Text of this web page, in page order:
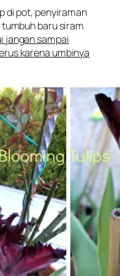
di pot, penyiraman
baru siram
jangan sampai
karena umbinya